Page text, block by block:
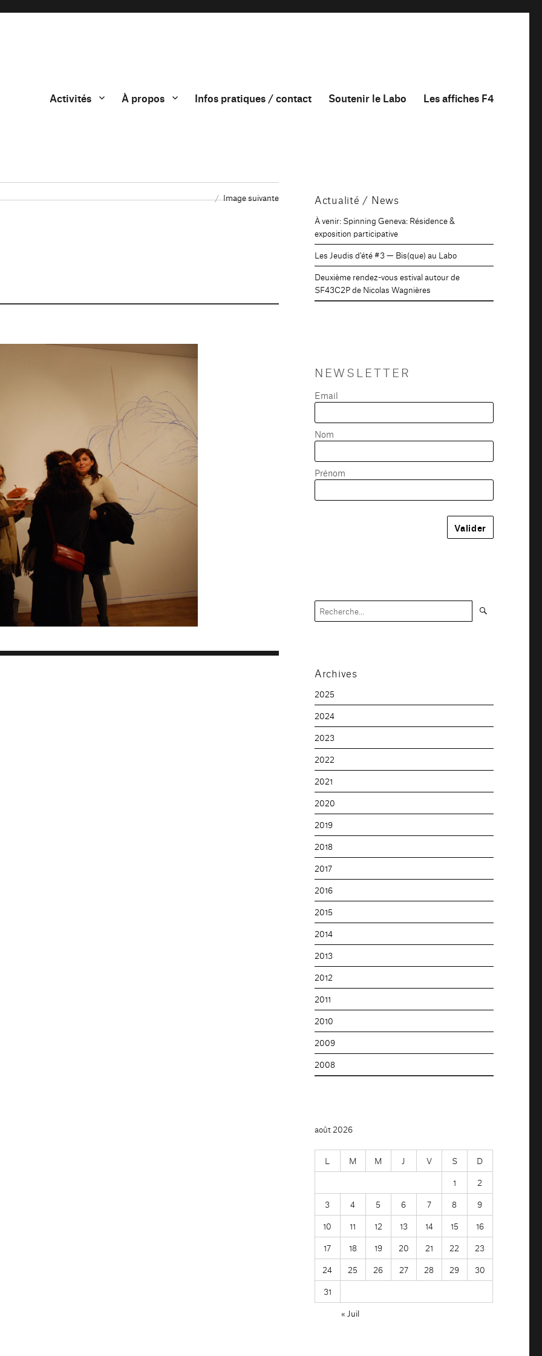
Activités À propos Infos pratiques / contact Soutenir le Labo Les affiches F4
Image suivante Actualité / News
À venir: Spinning Geneva: Résidence &
exposition participative
Les Jeudis d’été #3 — Bis(que) au Labo
Deuxième rendez-vous estival autour de
SF43C2P de Nicolas Wagnières
NEWSLETTER
Email
Nom
Prénom
Recherche
pour :
Archives
2025
2024
2023
2022
2021
2020
2019
2018
2017
2016
2015
2014
2013
2012
2011
2010
2009
2008
août 2026
L M M J V S
D
1
2
3
4 5 6 7 8
9
10
11 12 13 14 15
16
17
18 19 20 21 22
23
24
25 26 27 28 29
30
31
« Juil